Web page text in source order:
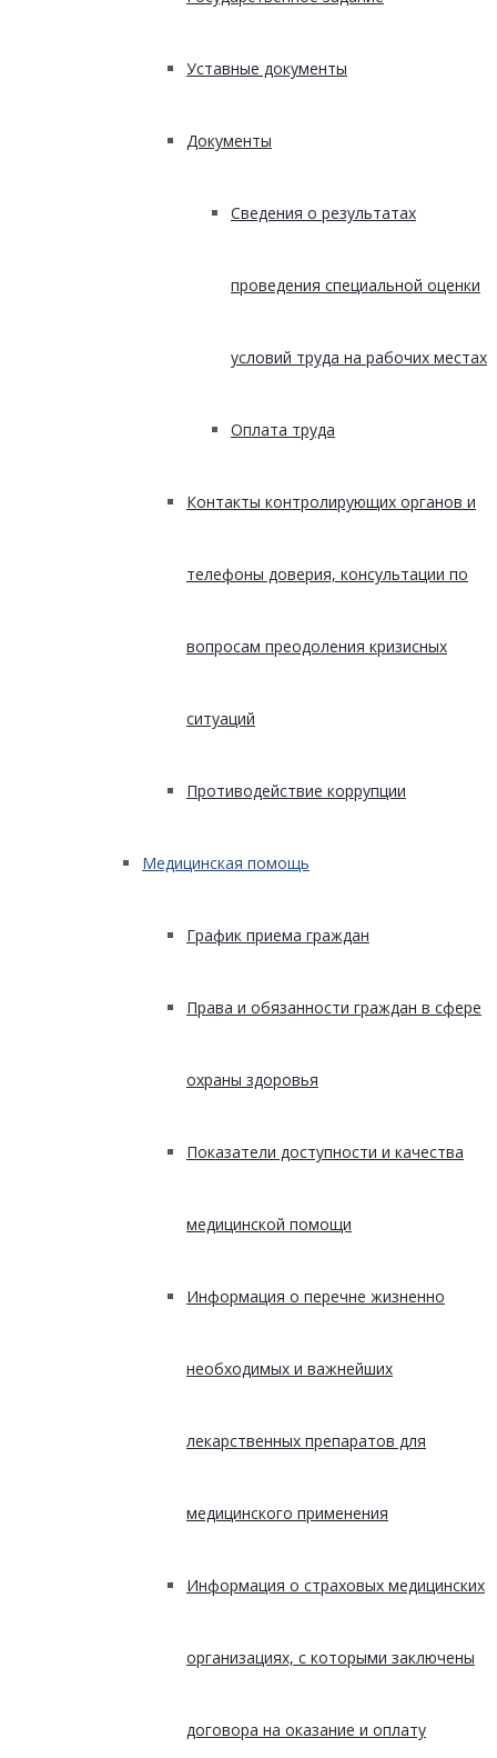
Уставные документы
Документы
Сведения о результатах
проведения специальной оценки
условий труда на рабочих местах
Оплата труда
Контакты контролирующих органов и
телефоны доверия, консультации по
вопросам преодоления кризисных
ситуаций
Противодействие коррупции
Медицинская помощь
График приема граждан
Права и обязанности граждан в сфере
охраны здоровья
Показатели доступности и качества
медицинской помощи
Информация о перечне жизненно
необходимых и важнейших
лекарственных препаратов для
медицинского применения
Информация о страховых медицинских
организациях, с которыми заключены
договора на оказание и оплату